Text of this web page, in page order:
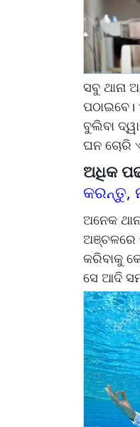
ସବୁ ଥାନା
ପଠାଇବେ।
ବୁଲିବା
ଘନ ଚୋରି
ଅଧିକ
କରନ୍ତୁ,
ଅନେକ
ଅଞ୍ଚଳରେ
କରିବାକୁ
ସେ ଆଦି